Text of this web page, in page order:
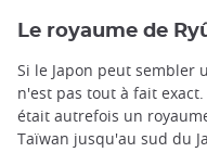
Le royaume de
Si le Japon peut sembler
n'est pas tout à fait
était autrefois un
Taïwan jusqu'au sud du